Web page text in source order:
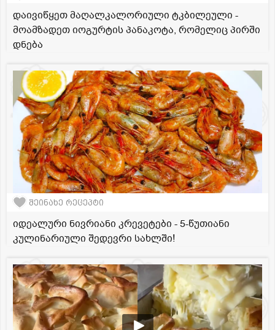
დაივიწყეთ მაღალკალორიული ტკბილეული -
მოამზადეთ იოგურტის პანაკოტა, რომელიც პირში
დნება
შეინახე რეცეპტი
იდეალური ნივრიანი კრევეტები - 5-წუთიანი
კულინარიული შედევრი სახლში!